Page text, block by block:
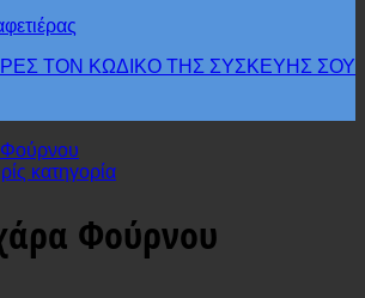
ΤΟΝ ΚΩΔΙΚΟ ΤΗΣ ΣΥΣΚΕΥΗΣ ΣΟΥ
κατηγορία
Φούρνου